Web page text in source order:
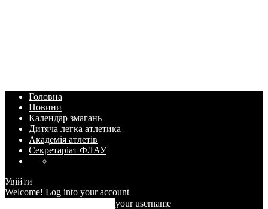
Головна
Новини
Календар змагань
Дитяча легка атлетика
Академія атлетів
Секретаріат ФЛАУ
Увійти
Welcome! Log into your account
your username